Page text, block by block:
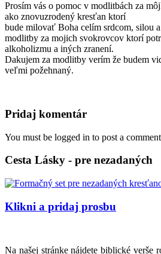
Prosím vás o pomoc v modlitbách za
ako znovuzrodený kresťan ktorí
bude milovať Boha celím srdcom, silou
modlitby za mojich svokrovcov ktorí
alkoholizmu a iných zranení.
Dakujem za modlitby verím že budem
veľmi požehnaný.
Pridaj komentár
You must be logged in to post a
Cesta Lásky - pre nezadaných
Klikni a pridaj prosbu
Na našej stránke nájdete biblické verše